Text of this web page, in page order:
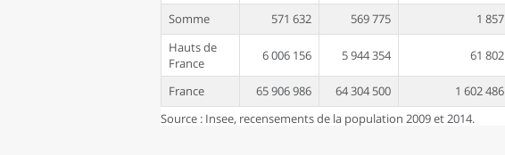
Somme 571 632 569 775 1 857
Hauts de
France
6 006 156 5 944 354 61 802
France 65 906 986 64 304 500 1 602 486
Source : Insee, recensements de la population 2009 et 2014.